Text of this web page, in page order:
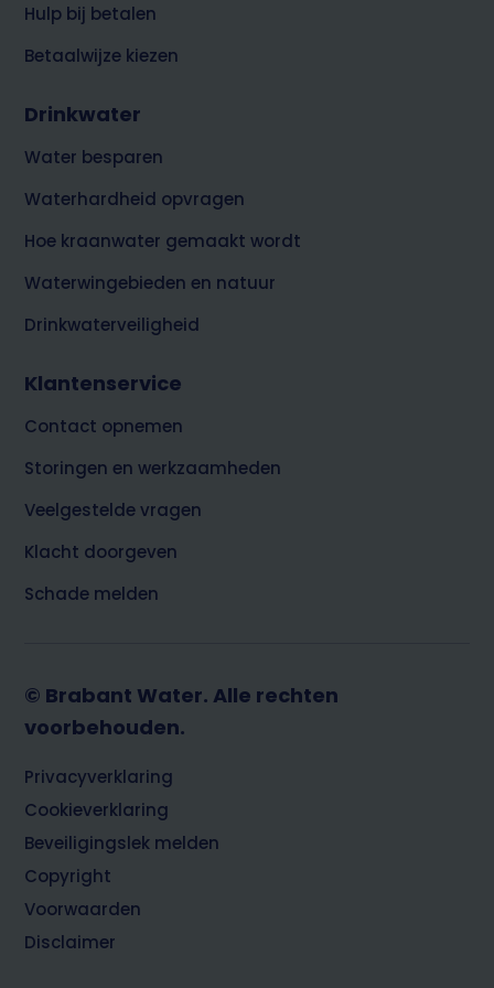
Hulp bij betalen
Betaalwijze kiezen
Drinkwater
Water besparen
Waterhardheid opvragen
Hoe kraanwater gemaakt wordt
Waterwingebieden en natuur
Drinkwaterveiligheid
Klantenservice
Contact opnemen
Storingen en werkzaamheden
Veelgestelde vragen
Klacht doorgeven
Schade melden
© Brabant Water. Alle rechten
voorbehouden.
Footer
Privacyverklaring
Cookieverklaring
Beveiligingslek melden
Copyright
Voorwaarden
Disclaimer